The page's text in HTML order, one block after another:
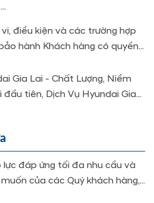
điều kiện và các trường hợp
hành Khách hàng có quyền...
Gia Lai - Chất Lượng, Niềm
đầu tiên, Dịch Vụ Hyundai Gia...
lực đáp ứng tối đa nhu cầu và
của các Quý khách hàng,...